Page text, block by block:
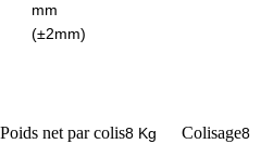
mm
(±2mm)
Poids net par colis8 Kg Colisage8